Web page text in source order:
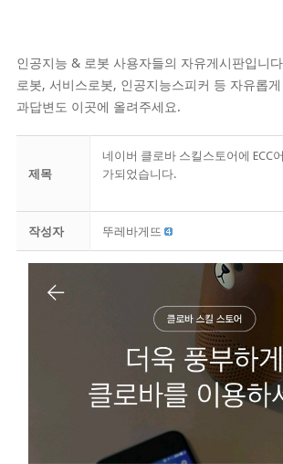
인공지능 & 로봇 사용자들의 자유게시판입니
로봇, 서비스로봇, 인공지능스피커 등 자유롭
과답변도 이곳에 올려주세요.
제목
네이버 클로바 스킬스토어에 ECC
가되었습니다.
작성자 뚜레바게뜨